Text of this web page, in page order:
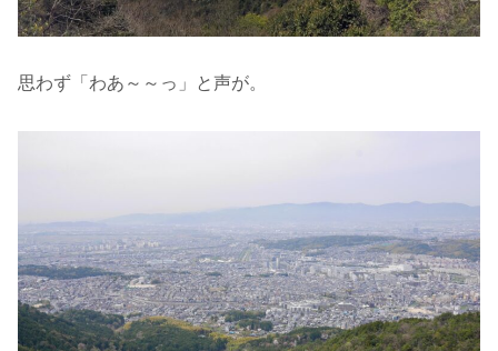
思わず「わあ～～っ」と声が。